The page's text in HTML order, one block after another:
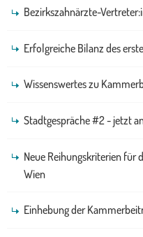
Bezirkszahnärzte-
Erfolgreiche Bilanz des
Wissenswertes zu
Stadtgespräche #2 - jetzt
Neue Reihungskriterien für
Wien
Einhebung der